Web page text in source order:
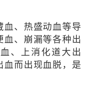
、热盛动血等导
、崩漏等各种出
、上消化道大出
血而出现血脱，是